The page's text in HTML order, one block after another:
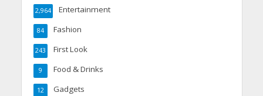
Entertainment
2,964
Fashion
84
First Look
243
Food & Drinks
9
Gadgets
12